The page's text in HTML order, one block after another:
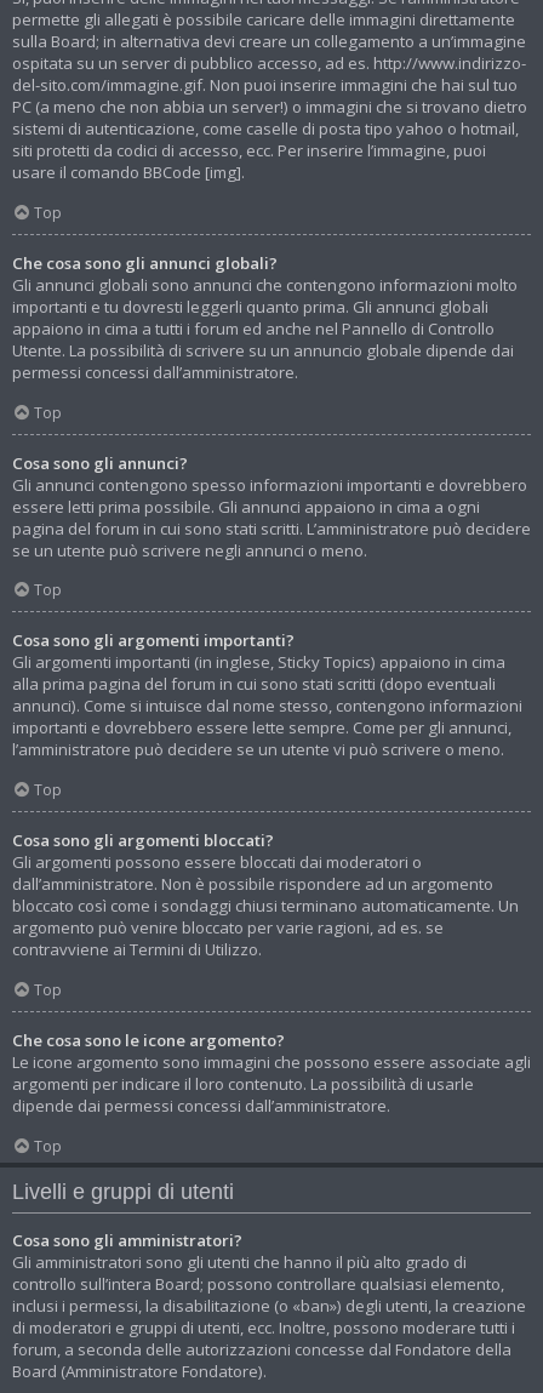
permette gli allegati è possibile caricare delle immagini direttamente
sulla Board; in alternativa devi creare un collegamento a un’immagine
ospitata su un server di pubblico accesso, ad es. http://www.indirizzo-
del-sito.com/immagine.gif. Non puoi inserire immagini che hai sul tuo
PC (a meno che non abbia un server!) o immagini che si trovano dietro
sistemi di autenticazione, come caselle di posta tipo yahoo o hotmail,
siti protetti da codici di accesso, ecc. Per inserire l’immagine, puoi
usare il comando BBCode [img].
Top
Che cosa sono gli annunci globali?
Gli annunci globali sono annunci che contengono informazioni molto
importanti e tu dovresti leggerli quanto prima. Gli annunci globali
appaiono in cima a tutti i forum ed anche nel Pannello di Controllo
Utente. La possibilità di scrivere su un annuncio globale dipende dai
permessi concessi dall’amministratore.
Top
Cosa sono gli annunci?
Gli annunci contengono spesso informazioni importanti e dovrebbero
essere letti prima possibile. Gli annunci appaiono in cima a ogni
pagina del forum in cui sono stati scritti. L’amministratore può decidere
se un utente può scrivere negli annunci o meno.
Top
Cosa sono gli argomenti importanti?
Gli argomenti importanti (in inglese, Sticky Topics) appaiono in cima
alla prima pagina del forum in cui sono stati scritti (dopo eventuali
annunci). Come si intuisce dal nome stesso, contengono informazioni
importanti e dovrebbero essere lette sempre. Come per gli annunci,
l’amministratore può decidere se un utente vi può scrivere o meno.
Top
Cosa sono gli argomenti bloccati?
Gli argomenti possono essere bloccati dai moderatori o
dall’amministratore. Non è possibile rispondere ad un argomento
bloccato così come i sondaggi chiusi terminano automaticamente. Un
argomento può venire bloccato per varie ragioni, ad es. se
contravviene ai Termini di Utilizzo.
Top
Che cosa sono le icone argomento?
Le icone argomento sono immagini che possono essere associate agli
argomenti per indicare il loro contenuto. La possibilità di usarle
dipende dai permessi concessi dall’amministratore.
Top
Livelli e gruppi di utenti
Cosa sono gli amministratori?
Gli amministratori sono gli utenti che hanno il più alto grado di
controllo sull’intera Board; possono controllare qualsiasi elemento,
inclusi i permessi, la disabilitazione (o «ban») degli utenti, la creazione
di moderatori e gruppi di utenti, ecc. Inoltre, possono moderare tutti i
forum, a seconda delle autorizzazioni concesse dal Fondatore della
Board (Amministratore Fondatore).